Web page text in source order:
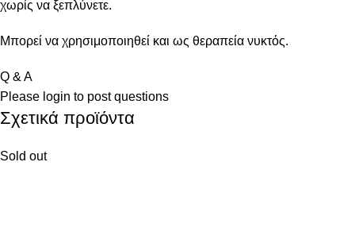
χωρίς να ξεπλύνετε.
Μπορεί να χρησιμοποιηθεί και ως θεραπεία νυκτός.
Q & A
Please login to post questions
Σχετικά προϊόντα
Sold out